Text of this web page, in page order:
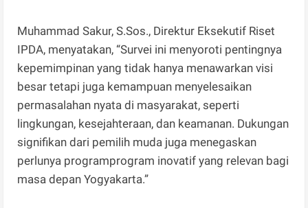
Muhammad Sakur, S.Sos., Direktur Eksekutif Riset
IPDA, menyatakan, “Survei ini menyoroti pentingnya
kepemimpinan yang tidak hanya menawarkan visi
besar tetapi juga kemampuan menyelesaikan
permasalahan nyata di masyarakat, seperti
lingkungan, kesejahteraan, dan keamanan. Dukungan
signifikan dari pemilih muda juga menegaskan
perlunya programprogram inovatif yang relevan bagi
masa depan Yogyakarta.”